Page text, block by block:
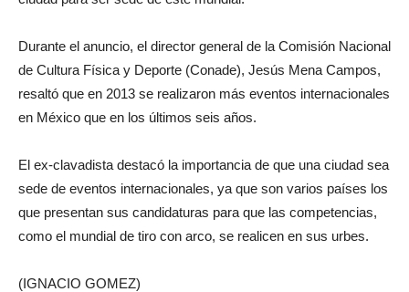
Durante el anuncio, el director general de la Comisión Nacional
de Cultura Física y Deporte (Conade), Jesús Mena Campos,
resaltó que en 2013 se realizaron más eventos internacionales
en México que en los últimos seis años.
El ex-clavadista destacó la importancia de que una ciudad sea
sede de eventos internacionales, ya que son varios países los
que presentan sus candidaturas para que las competencias,
como el mundial de tiro con arco, se realicen en sus urbes.
(IGNACIO GOMEZ)